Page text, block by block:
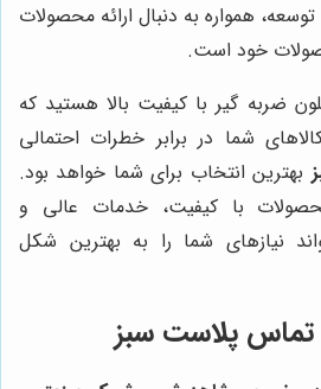
همواره به دنبال ارائه محصولات
خود است.
ضربه گیر با کیفیت بالا هستید که
شما در برابر خطرات احتمالی
بهترین انتخاب برای شما خواهد بود.
با کیفیت، خدمات عالی و
نیازهای شما را به بهترین شکل
تماس پلاست سبز